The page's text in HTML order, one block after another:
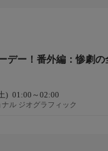
デー！番外編：惨劇
) 01:00～02:00
ル ジオグラフィック